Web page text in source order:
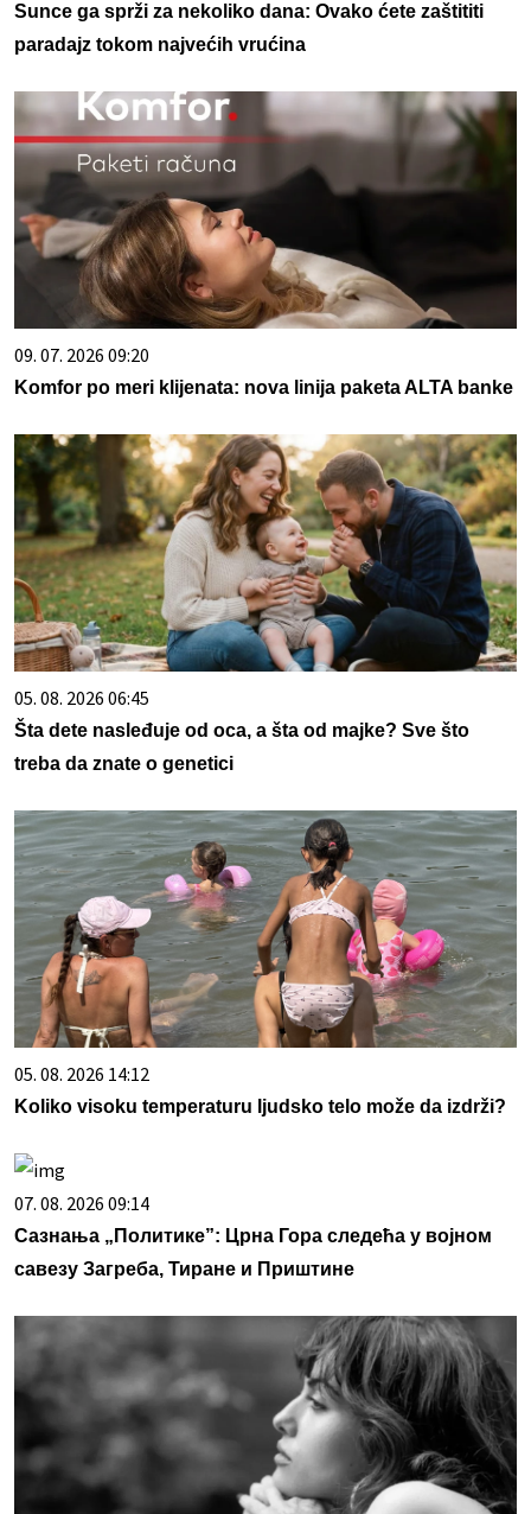
Sunce ga sprži za nekoliko dana: Ovako ćete zaštititi
paradajz tokom najvećih vrućina
09. 07. 2026 09:20
Komfor po meri klijenata: nova linija paketa ALTA banke
05. 08. 2026 06:45
Šta dete nasleđuje od oca, a šta od majke? Sve što
treba da znate o genetici
05. 08. 2026 14:12
Koliko visoku temperaturu ljudsko telo može da izdrži?
07. 08. 2026 09:14
Сазнања „Политике”: Црна Гора следећа у војном
савезу Загреба, Тиране и Приштине